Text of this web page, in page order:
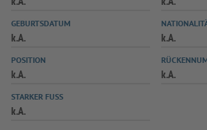
GEBURTSDATUM
k.A. k.A.
POSITION
k.A. k.A.
STARKER FUSS
k.A.